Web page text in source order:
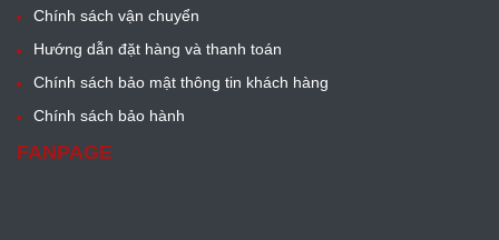
Chính sách vận chuyển
Hướng dẫn đặt hàng và thanh toán
Chính sách bảo mật thông tin khách hàng
Chính sách bảo hành
FANPAGE